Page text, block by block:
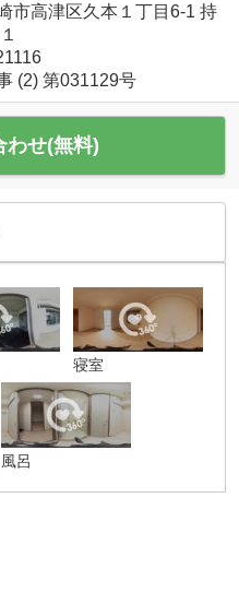
市高津区久本１丁目6-1 持
(2) 第031129号
わせ(無料)
寝室
風呂